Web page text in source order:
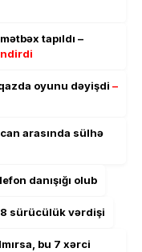
tapıldı –
oyunu dəyişdi –
arasında sülhə
danışığı olub
sürücülük vərdişi
bu 7 xərci